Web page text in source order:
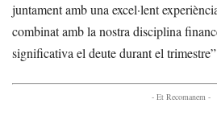
juntament amb una excel·lent
combinat amb la nostra disciplina
significativa el deute durant el
- Et Recomanem -